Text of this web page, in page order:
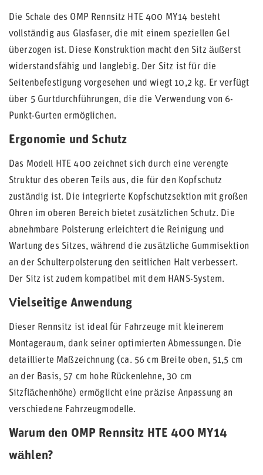
Die Schale des OMP Rennsitz HTE 400 MY14 besteht
vollständig aus Glasfaser, die mit einem speziellen Gel
überzogen ist. Diese Konstruktion macht den Sitz äußerst
widerstandsfähig und langlebig. Der Sitz ist für die
Seitenbefestigung vorgesehen und wiegt 10,2 kg. Er verfügt
über 5 Gurtdurchführungen, die die Verwendung von 6-
Punkt-Gurten ermöglichen.
Ergonomie und Schutz
Das Modell HTE 400 zeichnet sich durch eine verengte
Struktur des oberen Teils aus, die für den Kopfschutz
zuständig ist. Die integrierte Kopfschutzsektion mit großen
Ohren im oberen Bereich bietet zusätzlichen Schutz. Die
abnehmbare Polsterung erleichtert die Reinigung und
Wartung des Sitzes, während die zusätzliche Gummisektion
an der Schulterpolsterung den seitlichen Halt verbessert.
Der Sitz ist zudem kompatibel mit dem HANS-System.
Vielseitige Anwendung
Dieser Rennsitz ist ideal für Fahrzeuge mit kleinerem
Montageraum, dank seiner optimierten Abmessungen. Die
detaillierte Maßzeichnung (ca. 56 cm Breite oben, 51,5 cm
an der Basis, 57 cm hohe Rückenlehne, 30 cm
Sitzflächenhöhe) ermöglicht eine präzise Anpassung an
verschiedene Fahrzeugmodelle.
Warum den OMP Rennsitz HTE 400 MY14
wählen?